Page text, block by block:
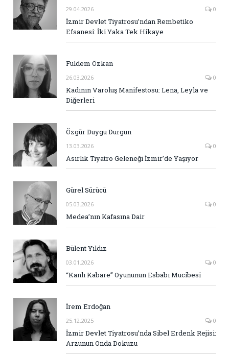
29.04.2026 0
İzmir Devlet Tiyatrosu’ndan Rembetiko
Efsanesi: İki Yaka Tek Hikaye
Fuldem Özkan
26.03.2026 0
Kadının Varoluş Manifestosu: Lena, Leyla ve
Diğerleri
Özgür Duygu Durgun
13.03.2026 0
Asırlık Tiyatro Geleneği İzmir’de Yaşıyor
Gürel Sürücü
05.03.2026 0
Medea’nın Kafasına Dair
Bülent Yıldız
03.01.2026 0
“Kanlı Kabare” Oyununun Esbabı Mucibesi
İrem Erdoğan
25.12.2025 0
İzmir Devlet Tiyatrosu’nda Sibel Erdenk Rejisi:
Arzunun Onda Dokuzu